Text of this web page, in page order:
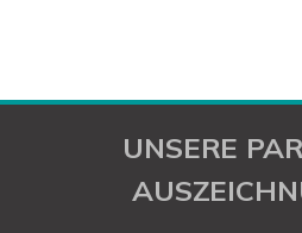
UNSERE